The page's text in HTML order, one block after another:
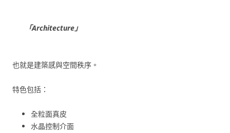
「Architecture」
也就是建築感與空間秩序。
特色包括：
全粒面真皮
水晶控制介面